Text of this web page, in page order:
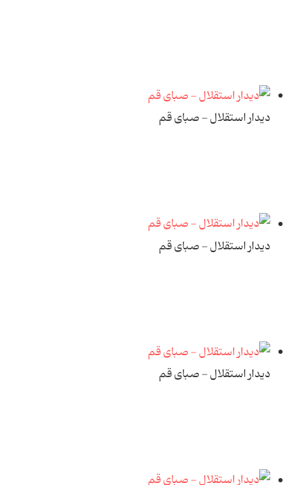
دیدار استقلال - صبای قم
دیدار استقلال - صبای قم
دیدار استقلال - صبای قم